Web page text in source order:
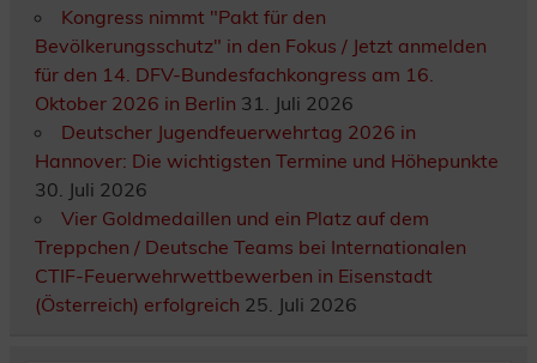
Kongress nimmt "Pakt für den
Bevölkerungsschutz" in den Fokus / Jetzt anmelden
für den 14. DFV-Bundesfachkongress am 16.
Oktober 2026 in Berlin 31. Juli 2026
Deutscher Jugendfeuerwehrtag 2026 in
Hannover: Die wichtigsten Termine und Höhepunkte
30. Juli 2026
Vier Goldmedaillen und ein Platz auf dem
Treppchen / Deutsche Teams bei Internationalen
CTIF-Feuerwehrwettbewerben in Eisenstadt
(Österreich) erfolgreich 25. Juli 2026